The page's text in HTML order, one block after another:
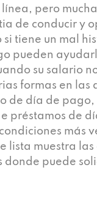
pero
de conducir y
tiene un mal
pueden
su salario
formas en las
de día de
préstamos de
más
lista muestra las
puede